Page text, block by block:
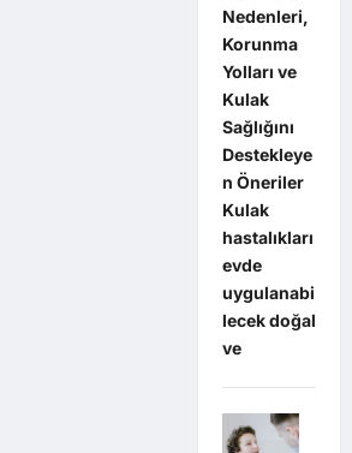
Nedenleri,
Korunma
Yolları ve
Kulak
Sağlığını
Destekleye
n Öneriler
Kulak
hastalıkları
evde
uygulanabi
lecek doğal
ve